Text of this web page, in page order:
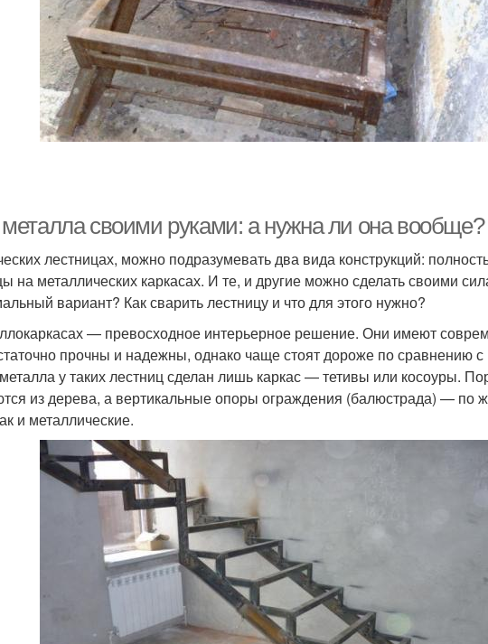
своими руками: а нужна ли она вообще?
лестницах, можно подразумевать два вида конструкций:
на металлических каркасах. И те, и другие можно сделать своими
вариант? Как сварить лестницу и что для этого нужно?
— превосходное интерьерное решение. Они имеют
прочны и надежны, однако чаще стоят дороже по сравнению с
у таких лестниц сделан лишь каркас — тетивы или косоуры.
из дерева, а вертикальные опоры ограждения (балюстрада) — по
и металлические.